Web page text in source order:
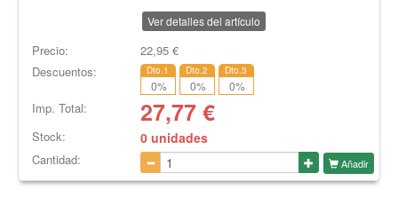
Ver detalles del artículo
Precio: 22,95€
Descuentos:
Dto.1
0%
Dto.2
0%
Dto.3
0%
Imp. Total: 27,77€
Stock: 0 unidades
Cantidad: Añadir